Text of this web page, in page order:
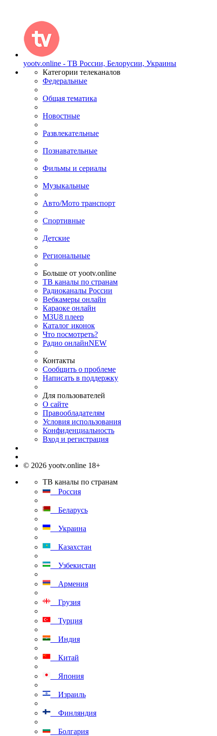
yootv.online - ТВ России, Белорусии, Украины
Категории телеканалов
Федеральные
Общая тематика
Новостные
Развлекательные
Познавательные
Фильмы и сериалы
Музыкальные
Авто/Мото транспорт
Спортивные
Детские
Региональные
Больше от yootv.online
ТВ каналы по странам
Радиоканалы России
Вебкамеры онлайн
Караоке онлайн
M3U8 плеер
Каталог иконок
Что посмотреть?
Радио онлайнNEW
Контакты
Сообщить о проблеме
Написать в поддержку
Для пользователей
О сайте
Правообладателям
Условия использования
Конфиденциальность
Вход и регистрация
© 2026 yootv.online 18+
ТВ каналы по странам
Россия
Беларусь
Украина
Казахстан
Узбекистан
Армения
Грузия
Турция
Индия
Китай
Япония
Израиль
Финляндия
Болгария